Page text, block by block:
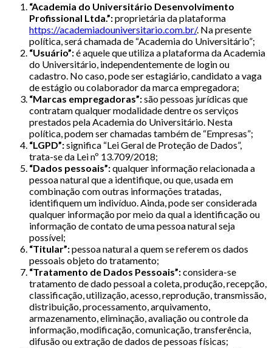
“Academia do Universitário Desenvolvimento
Profissional Ltda.”:proprietária da plataforma
https://academiadouniversitario.com.br/. Na presente
política, será chamada de “Academia do Universitário”;
“Usuário”:é aquele que utiliza a plataforma da Academia
do Universitário, independentemente de login ou
cadastro. No caso, pode ser estagiário, candidato a vaga
de estágio ou colaborador da marca empregadora;
“Marcas empregadoras”:são pessoas jurídicas que
contratam qualquer modalidade dentre os serviços
prestados pela Academia do Universitário. Nesta
política, podem ser chamadas também de “Empresas”;
“LGPD”:significa “Lei Geral de Proteção de Dados”,
trata-se da Lei nº 13.709/2018;
“Dados pessoais”:qualquer informação relacionada a
pessoa natural que a identifique, ou que, usada em
combinação com outras informações tratadas,
identifiquem um indivíduo. Ainda, pode ser considerada
qualquer informação por meio da qual a identificação ou
informação de contato de uma pessoa natural seja
possível;
“Titular”:pessoa natural a quem se referem os dados
pessoais objeto do tratamento;
“Tratamento de Dados Pessoais”:considera-se
tratamento de dado pessoal a coleta, produção, recepção,
classificação, utilização, acesso, reprodução, transmissão,
distribuição, processamento, arquivamento,
armazenamento, eliminação, avaliação ou controle da
informação, modificação, comunicação, transferência,
difusão ou extração de dados de pessoas físicas;